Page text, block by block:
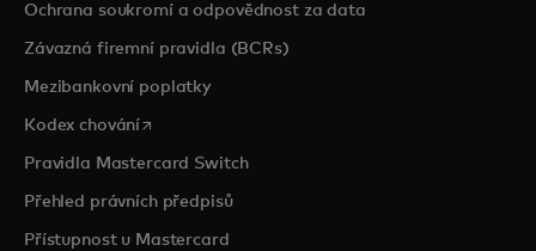
Ochrana soukromí a odpovědnost za data
Závazná firemní pravidla (BCRs)
Mezibankovní poplatky
Kodex chováníopens in a new tab
Pravidla Mastercard Switch
Přehled právních předpisů
Přístupnost u Mastercard